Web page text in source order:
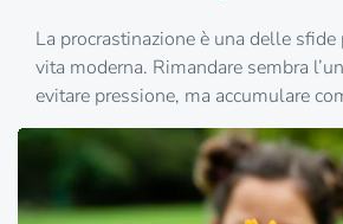
La procrastinazione è una delle
vita moderna. Rimandare sembra
evitare pressione, ma accumulare